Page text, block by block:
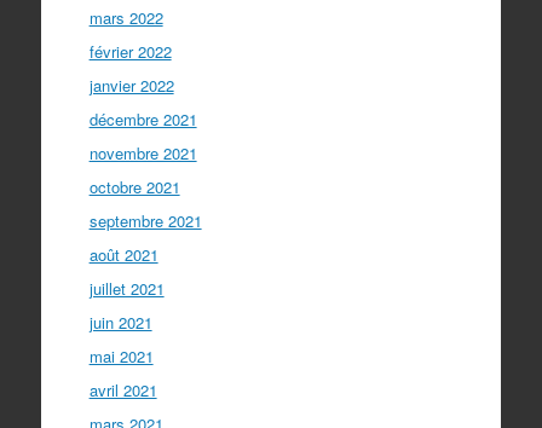
mars 2022
février 2022
janvier 2022
décembre 2021
novembre 2021
octobre 2021
septembre 2021
août 2021
juillet 2021
juin 2021
mai 2021
avril 2021